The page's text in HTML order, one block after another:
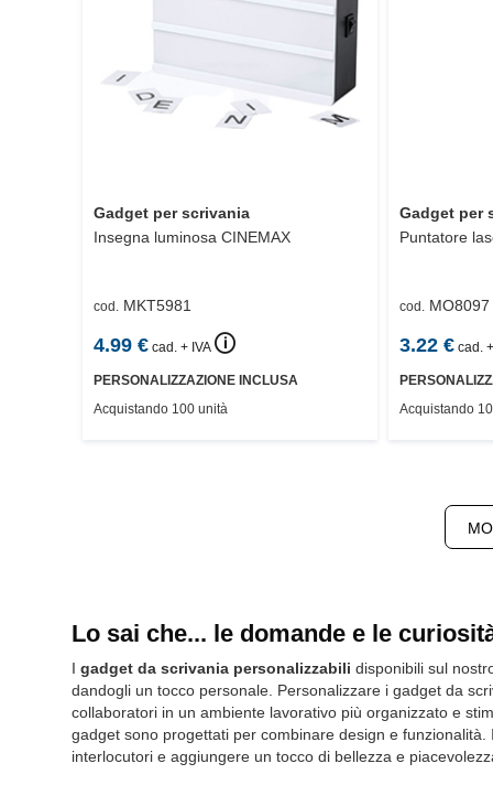
Gadget per scrivania
Insegna luminosa CINEMAX
cod. MKT5981
4.99 € cad. + IVA 🛈
PERSONALIZZAZIONE INCLUSA
Acquistando 100 unità
Gadget per
Puntatore
cod. MO8097
3.22€ cad.
Acquistando
Lo sai che... le domande e le
I gadget da scrivania personalizzabili disponibili sul
dandogli un tocco personale. Personalizzare i gadget da
collaboratori in un ambiente lavorativo più organizzato e
gadget sono progettati per combinare design e
interlocutori e aggiungere un tocco di bellezza e